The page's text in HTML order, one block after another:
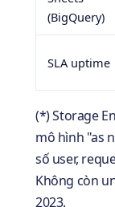
(BigQuery)
SLA uptime
(*) Storage
mô hình "as
số user,
Không còn
2023.